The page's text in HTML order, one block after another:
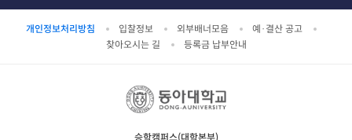
개인정보처리방침 입찰정보 외부배너모음
예·결산 공고
찾아오시는 길
등록금 납부안내
승학캠퍼스(대학본부)